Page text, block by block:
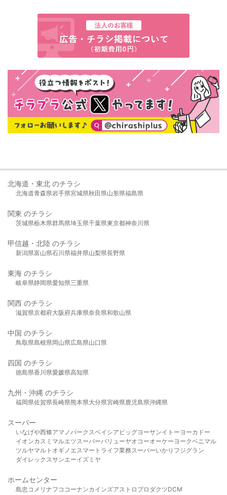
北海道・東北 のチラシ
北海道青森県岩手県宮城県秋田県山形県福島県
関東 のチラシ
茨城県栃木県群馬県埼玉県千葉県東京都神奈川県
甲信越・北陸 のチラシ
新潟県富山県石川県福井県山梨県長野県
東海 のチラシ
岐阜県静岡県愛知県三重県
関西 のチラシ
滋賀県京都府大阪府兵庫県奈良県和歌山県
中国 のチラシ
鳥取県島根県岡山県広島県山口県
四国 のチラシ
徳島県香川県愛媛県高知県
九州・沖縄 のチラシ
福岡県佐賀県長崎県熊本県大分県宮崎県鹿児島県沖縄県
スーパー
いなげや西條アマノパークスベイシア ビッグヨーサンイトーヨーカドー
イオンカスミ マルエツスーパーバリューヤオコーオーケー ヨークベニマル
ツルヤマルト オギノ エスマート ライフ業務スーパーいかり フジグラン
ダイレックスサンエーイズミヤ
ホームセンター
島忠 コメリ ナフコ コーナンカインズアストロプロダクツDCM